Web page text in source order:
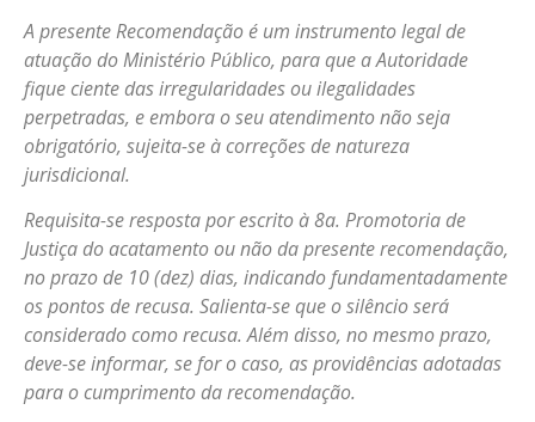
A presente Recomendação é um instrumento legal de
atuação do Ministério Público, para que a Autoridade
fique ciente das irregularidades ou ilegalidades
perpetradas, e embora o seu atendimento não seja
obrigatório, sujeita-se à correções de natureza
jurisdicional.
Requisita-se resposta por escrito à 8a. Promotoria de
Justiça do acatamento ou não da presente recomendação,
no prazo de 10 (dez) dias, indicando fundamentadamente
os pontos de recusa. Salienta-se que o silêncio será
considerado como recusa. Além disso, no mesmo prazo,
deve-se informar, se for o caso, as providências adotadas
para o cumprimento da recomendação.